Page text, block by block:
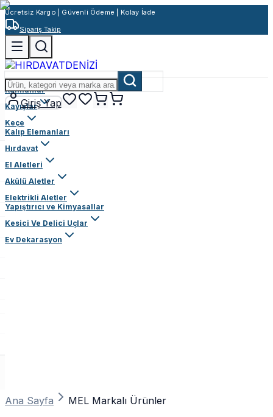
Ücretsiz Kargo | Güvenli Ödeme | Kolay İade
Sipariş Takip
Giriş Yap
Rulmanlar
Kayışlar
Keçe
Kalıp Elemanları
Hırdavat
El Aletleri
Akülü Aletler
Elektrikli Aletler
Yapıştırıcı ve Kimyasallar
Kesici Ve Delici Uçlar
Ev Dekarasyon
Ana Sayfa MEL Markalı Ürünler